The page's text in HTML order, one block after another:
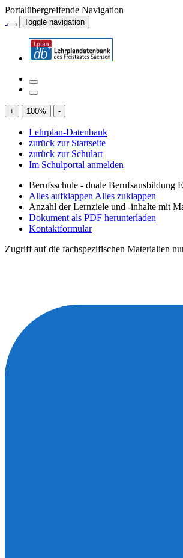
Portalübergreifende Navigation
Toggle navigation
+ 100% -
Lehrplan-Datenbank
zurück zur Startseite
zurück zur Schulart
Im Schulportal anmelden
Berufsschule - duale Berufsausbildung
Alles aufklappen Alles zuklappen
Anzahl der Lernziele und -inhalte mit
Dokument als PDF herunterladen
Kontaktformular
Zugriff auf die fachspezifischen Materialien